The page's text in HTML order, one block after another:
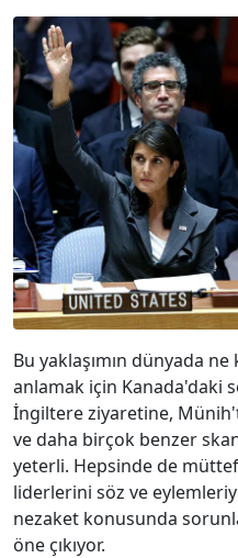
Bu yaklaşımın dünyada
anlamak için Kanada'daki
İngiltere ziyaretine,
ve daha birçok benzer
yeterli. Hepsinde de
liderlerini söz ve
nezaket konusunda
öne çıkıyor.